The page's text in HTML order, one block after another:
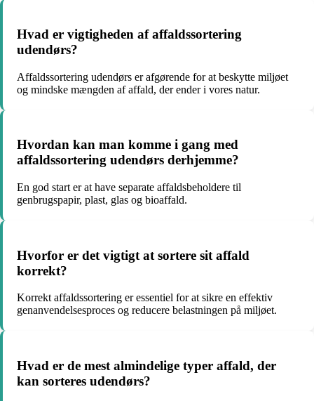
Hvad er vigtigheden af affaldssortering
udendørs?
Affaldssortering udendørs er afgørende for at beskytte miljøet
og mindske mængden af affald, der ender i vores natur.
Hvordan kan man komme i gang med
affaldssortering udendørs derhjemme?
En god start er at have separate affaldsbeholdere til
genbrugspapir, plast, glas og bioaffald.
Hvorfor er det vigtigt at sortere sit affald
korrekt?
Korrekt affaldssortering er essentiel for at sikre en effektiv
genanvendelsesproces og reducere belastningen på miljøet.
Hvad er de mest almindelige typer affald, der
kan sorteres udendørs?